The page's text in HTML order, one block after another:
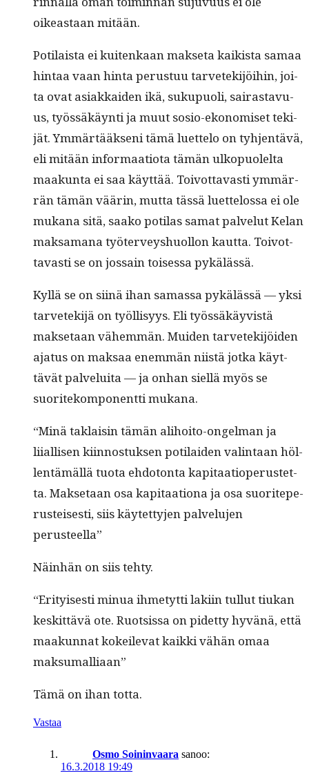
oikeas­t­aan mitään.
Poti­laista ei kuitenkaan mak­se­ta kaik­ista samaa
hin­taa vaan hin­ta perus­tuu tarvetek­i­jöi­hin, joi­
ta ovat asi­akkaiden ikä, sukupuoli, sairas­tavu­
us, työssäkäyn­ti ja muut sosio-ekonomiset tek­i­
jät. Ymmärtääk­seni tämä luet­te­lo on tyh­jen­tävä,
eli mitään infor­maa­tio­ta tämän ulkop­uolelta
maakun­ta ei saa käyt­tää. Toiv­ot­tavasti ymmär­
rän tämän väärin, mut­ta tässä luet­telos­sa ei ole
mukana sitä, saako poti­las samat palve­lut Kelan
mak­samana työter­veyshuol­lon kaut­ta. Toiv­ot­
tavasti se on jos­sain toises­sa pykälässä.
Kyl­lä se on siinä ihan samas­sa pykälässä — yksi
tarvetek­i­jä on työl­lisyys. Eli työssäkäyvistä
mak­se­taan vähem­män. Muiden tarvetek­i­jöi­den
aja­tus on mak­saa enem­män niistä jot­ka käyt­
tävät palvelui­ta — ja onhan siel­lä myös se
suoritekom­po­nent­ti mukana.
“Minä tak­laisin tämän ali­hoito-ongel­man ja
liial­lisen kiin­nos­tuk­sen poti­laiden val­in­taan höl­
len­tämäl­lä tuo­ta ehdo­ton­ta kap­i­taa­tiope­rustet­
ta. Mak­se­taan osa kap­i­taa­tiona ja osa suorite­pe­
rusteis­es­ti, siis käytet­ty­jen palvelu­jen
perusteella”
Näin­hän on siis tehty.
“Eri­tyis­es­ti min­ua ihme­tyt­ti laki­in tul­lut tiukan
keskit­tävä ote. Ruot­sis­sa on pidet­ty hyvänä, että
maakun­nat kokeil­e­vat kaik­ki vähän omaa
maksumalliaan”
Tämä on ihan totta.
Vastaa
Osmo Soininvaara sanoo:
16.3.2018 19:49